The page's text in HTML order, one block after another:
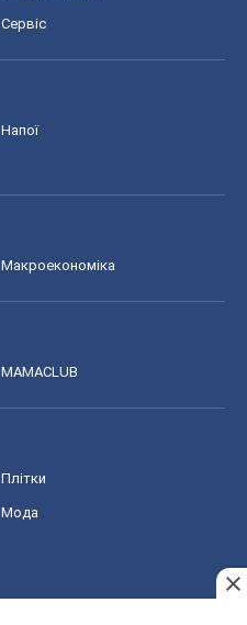
Сервіс
Напої
Макроекономіка
MAMACLUB
Плітки
Мода